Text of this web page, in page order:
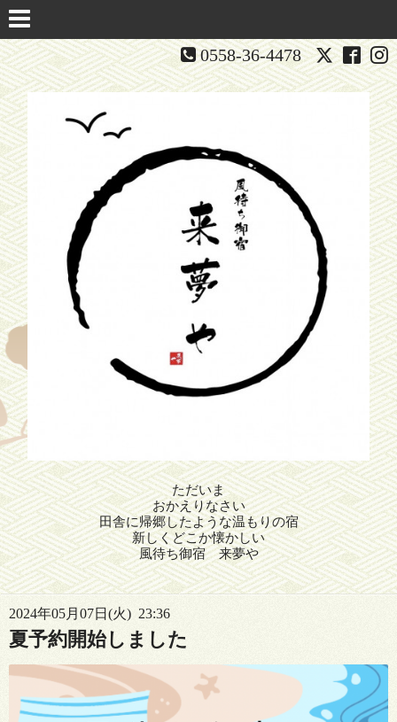
0558-36-4478
ただいま
おかえりなさい
田舎に帰郷したような温もりの宿
新しくどこか懐かしい
風待ち御宿 来夢や
2024年05月07日(火) 23:36
夏予約開始しました